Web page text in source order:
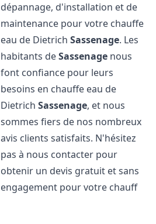
dépannage, d'installation et de
maintenance pour votre chauffe
eau de DietrichSassenage. Les
habitants deSassenage nous
font confiance pour leurs
besoins en chauffe eau de
DietrichSassenage, et nous
sommes fiers de nos nombreux
avis clients satisfaits. N'hésitez
pas à nous contacter pour
obtenir un devis gratuit et sans
engagement pour votre chauff